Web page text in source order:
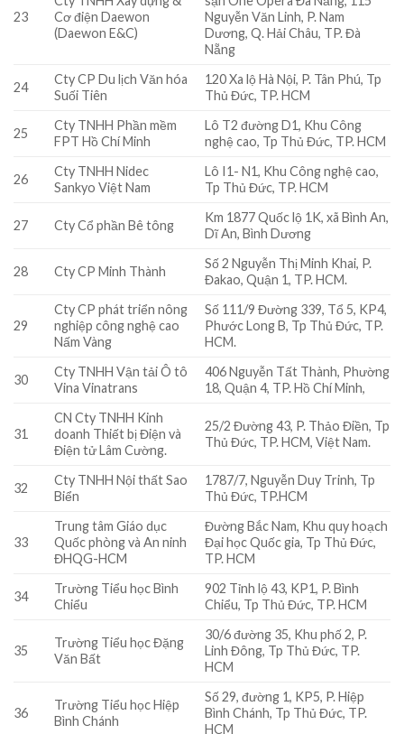
23
Cơ điện Daewon
(Daewon E&C)
Nguyễn Văn Linh, P. Nam
Dương, Q. Hải Châu, TP. Đà
Nẵng
24
Cty CP Du lịch Văn hóa
Suối Tiên
120 Xa lộ Hà Nội, P. Tân Phú, Tp
Thủ Đức, TP. HCM
25
Cty TNHH Phần mềm
FPT Hồ Chí Minh
Lô T2 đường D1, Khu Công
nghệ cao, Tp Thủ Đức, TP. HCM
26
Cty TNHH Nidec
Sankyo Việt Nam
Lô I1- N1, Khu Công nghệ cao,
Tp Thủ Đức, TP. HCM
27 Cty Cổ phần Bê tông
Km 1877 Quốc lộ 1K, xã Bình An,
Dĩ An, Bình Dương
28 Cty CP Minh Thành
Số 2 Nguyễn Thị Minh Khai, P.
Đakao, Quận 1, TP. HCM.
29
Cty CP phát triển nông
nghiệp công nghệ cao
Nấm Vàng
Số 111/9 Đường 339, Tổ 5, KP4,
Phước Long B, Tp Thủ Đức, TP.
HCM.
30
Cty TNHH Vận tải Ô tô
Vina Vinatrans
406 Nguyễn Tất Thành, Phường
18, Quận 4, TP. Hồ Chí Minh,
31
CN Cty TNHH Kinh
doanh Thiết bị Điện và
Điện tử Lâm Cường.
25/2 Đường 43, P. Thảo Điền, Tp
Thủ Đức, TP. HCM, Việt Nam.
32
Cty TNHH Nội thất Sao
Biển
1787/7, Nguyễn Duy Trinh, Tp
Thủ Đức, TP.HCM
33
Trung tâm Giáo dục
Quốc phòng và An ninh
ĐHQG-HCM
Đường Bắc Nam, Khu quy hoạch
Đại học Quốc gia, Tp Thủ Đức,
TP. HCM
34
Trường Tiểu học Bình
Chiểu
902 Tỉnh lộ 43, KP1, P. Bình
Chiểu, Tp Thủ Đức, TP. HCM
35
Trường Tiểu học Đặng
Văn Bất
30/6 đường 35, Khu phố 2, P.
Linh Đông, Tp Thủ Đức, TP.
HCM
36
Trường Tiểu học Hiệp
Bình Chánh
Số 29, đường 1, KP5, P. Hiệp
Bình Chánh, Tp Thủ Đức, TP.
HCM